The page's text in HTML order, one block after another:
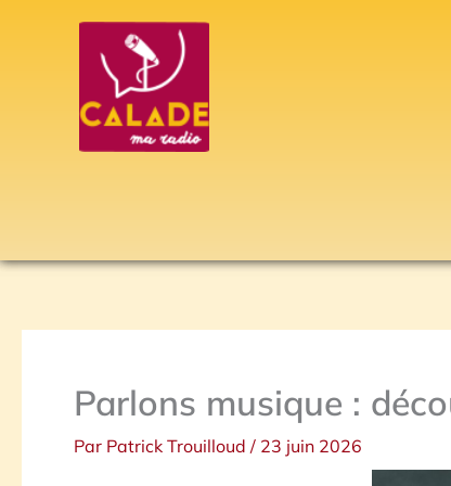
Parlons musique :
Par Patrick Trouilloud / 23 juin 2026